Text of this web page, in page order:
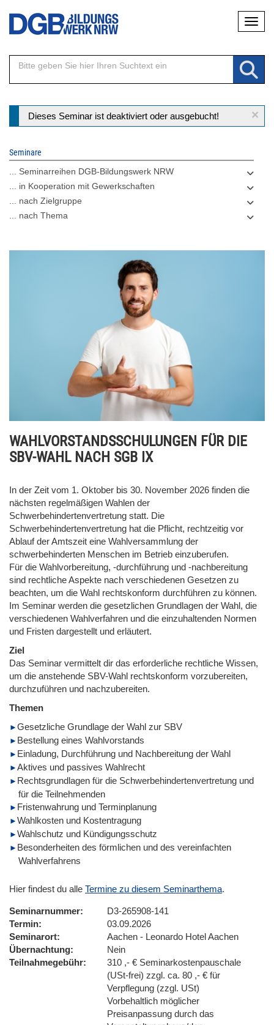
Direkt
Inhalt
×
Statusmeldung
Dieses Seminar ist deaktiviert oder ausgebucht!
Seminare
... Seminarreihen DGB-Bildungswerk NRW
... in Kooperation mit Gewerkschaften
... nach Zielgruppe
... nach Thema
WAHLVORSTANDSSCHULUNGEN FÜR DIE
SBV-WAHL NACH SGB IX
In der Zeit vom 1. Oktober bis 30. November 2026 finden die
nächsten regelmäßigen Wahlen der
Schwerbehindertenvertretung statt. Die
Schwerbehindertenvertretung hat die Pflicht, rechtzeitig vor
Ablauf der Amtszeit eine Wahlversammlung der
schwerbehinderten Menschen im Betrieb einzuberufen.
Für die Wahlvorbereitung, -durchführung und -nachbereitung
sind rechtliche Aspekte nach verschiedenen Gesetzen zu
beachten, um die Wahl rechtskonform durchführen zu können.
Im Seminar werden die gesetzlichen Grundlagen der Wahl, die
verschiedenen Wahlverfahren und die einzuhaltenden Normen
und Fristen dargestellt und erläutert.
Ziel
Das Seminar vermittelt dir das erforderliche rechtliche Wissen,
um die anstehende SBV-Wahl rechtskonform vorzubereiten,
durchzuführen und nachzubereiten.
Themen
Gesetzliche Grundlage der Wahl zur SBV
Bestellung eines Wahlvorstands
Einladung, Durchführung und Nachbereitung der Wahl
Aktives und passives Wahlrecht
Rechtsgrundlagen für die Schwerbehindertenvertretung und
für die Teilnehmenden
Fristenwahrung und Terminplanung
Wahlkosten und Kostentragung
Wahlschutz und Kündigungsschutz
Besonderheiten des förmlichen und des vereinfachten
Wahlverfahrens
Hier findest du alle Termine zu diesem Seminarthema.
Seminarnummer
D3-265908-141
Termin
03.09.2026
Seminarort
Aachen - Leonardo Hotel Aachen
Übernachtung
Nein
Teilnahmegebühr
310 ,- € Seminarkostenpauschale
(USt-frei) zzgl. ca. 80 ,- € für
Verpflegung (zzgl. USt)
Vorbehaltlich möglicher
Preisanpassung durch das